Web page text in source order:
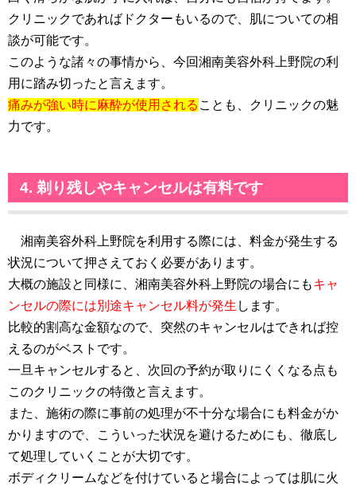
クリニックであればドクターもいるので、肌についての相
談が可能です。
このような諸々の事情から、今回湘南美容外科上野院の利
用に踏み切ったと言えます。
痛みが強い時に麻酔が使用される ことも、クリニックの魅
力です。
4. 剃り残しやキャンセルは有料です
湘南美容外科上野院を利用する際には、料金が発生する
状況について押さえておく必要があります。
大概の施設と同様に、湘南美容外科上野院の場合にもキャ
ンセルの際には別途キャンセル料が発生 します。
比較的割高な金額なので、突然のキャンセルはできれば控
えるのがベストです。
一旦キャンセルすると、次回の予約が取りにくくなる点も
このクリニックの特徴と言えます。
また、施術の際に事前の処理が不十分な場合にも料金がか
かりますので、こういった状況を避けるためにも、徹底し
て処理していくことが大切です。
ボディクリームなどを付けていると場合によっては肌に火